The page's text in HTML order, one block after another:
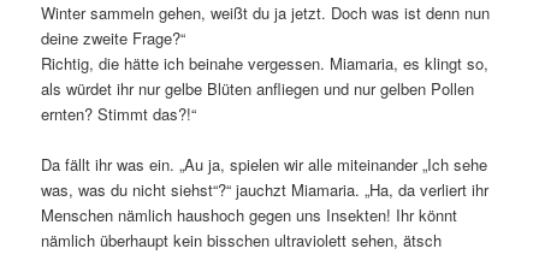
Winter sammeln gehen, weißt du ja jetzt. Doch was ist denn nun
deine zweite Frage?“
Richtig, die hätte ich beinahe vergessen. Miamaria, es klingt so,
als würdet ihr nur gelbe Blüten anfliegen und nur gelben Pollen
ernten? Stimmt das?!“
Da fällt ihr was ein. „Au ja, spielen wir alle miteinander „Ich sehe
was, was du nicht siehst“?“ jauchzt Miamaria. „Ha, da verliert ihr
Menschen nämlich haushoch gegen uns Insekten! Ihr könnt
nämlich überhaupt kein bisschen ultraviolett sehen, ätsch